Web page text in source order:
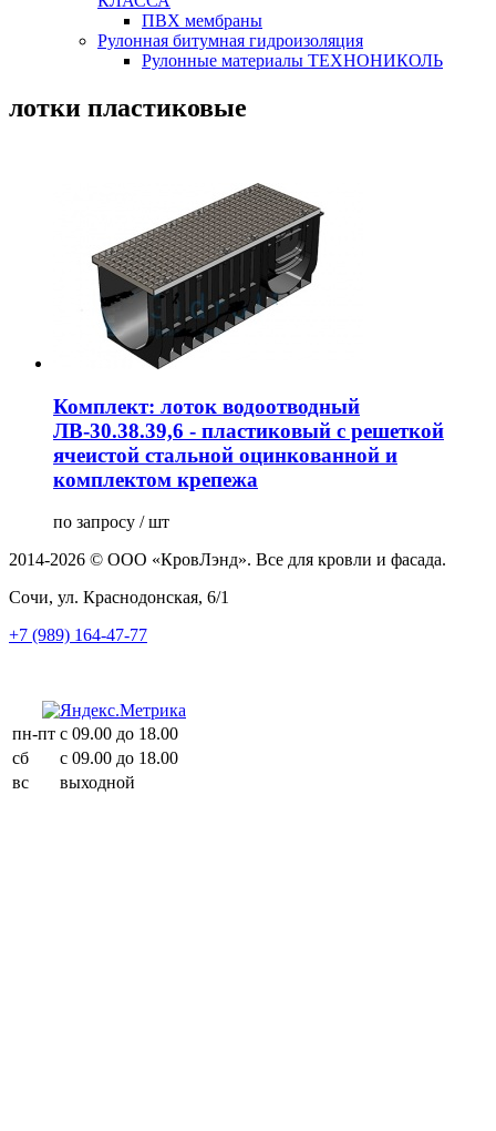
ПВХ мембраны
Рулонная битумная гидроизоляция
Рулонные материалы ТЕХНОНИКОЛЬ
лотки пластиковые
Комплект: лоток водоотводный
ЛВ-30.38.39,6 - пластиковый c решеткой
ячеистой стальной оцинкованной и
комплектом крепежа
по запросу / шт
2014-2026 © ООО «КровЛэнд». Все для кровли и фасада.
Сочи, ул. Краснодонская, 6/1
+7 (989) 164-47-77
пн-пт с 09.00 до 18.00
сб
с 09.00 до 18.00
вс
выходной